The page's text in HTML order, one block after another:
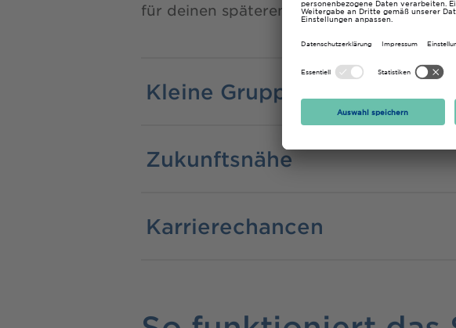
für deinen späteren Berufseinstieg.
Kleine Gruppen
Zukunftsnähe
Karrierechancen